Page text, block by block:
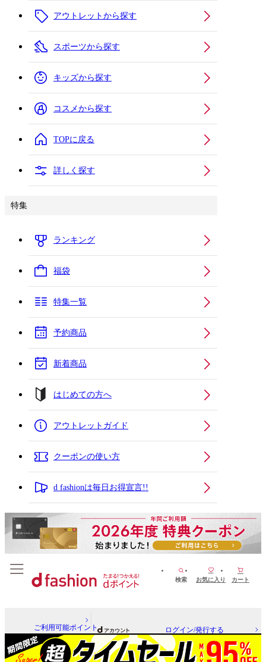
アウトレットから探す
スポーツから探す
キッズから探す
コスメから探す
TOPに戻る
詳しく探す
特集
ランキング
福袋
特集一覧
予約商品
新着商品
はじめての方へ
アウトレットガイド
クーポンの使い方
d fashionは毎日お得宣言!!
検索 お気に入り カート
ご利用可能ポイント ログイン/発行する